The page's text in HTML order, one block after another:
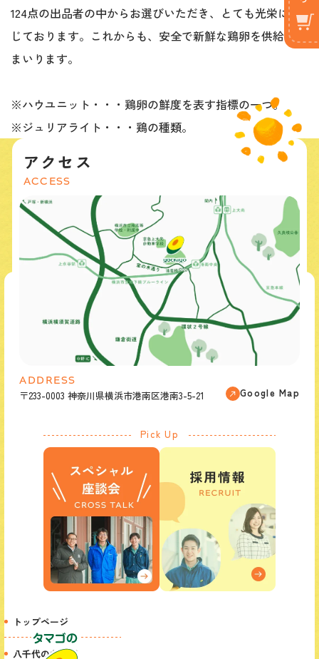
124点の出品者の中からお選びいただき、とても光栄に感
じております。これからも、安全で新鮮な鶏卵を供給して
まいります。
※ハウユニット・・・鶏卵の鮮度を表す指標の一つ。
※ジュリアライト・・・鶏の種類。
アクセス
ACCESS
ADDRESS
〒233-0003 神奈川県横浜市港南区港南3-5-21 Google Map
Pick Up
トップページ
八千代のたまご